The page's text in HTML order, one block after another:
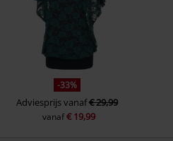
-33%
Adviesprijsvanaf€ 29,99
vanaf€ 19,99